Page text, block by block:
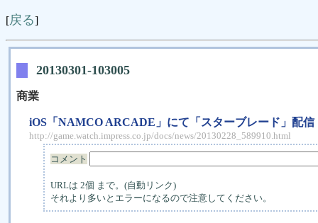
[戻る]
20130301-103005
商業
iOS「NAMCO ARCADE」にて「スターブレード」配信
http://game.watch.impress.co.jp/docs/news/20130228_589910.html
コメント
URLは 2個 まで。(自動リンク)
それより多いとエラーになるので注意してください。